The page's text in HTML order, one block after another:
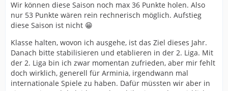
Wir können diese Saison noch max 36 Punkte holen. Also
nur 53 Punkte wären rein rechnerisch möglich. Aufstieg
diese Saison ist nicht 😁
Klasse halten, wovon ich ausgehe, ist das Ziel dieses Jahr.
Danach bitte stabilisieren und etablieren in der 2. Liga. Mit
der 2. Liga bin ich zwar momentan zufrieden, aber mir fehlt
doch wirklich, generell für Arminia, irgendwann mal
internationale Spiele zu haben. Dafür müssten wir aber in